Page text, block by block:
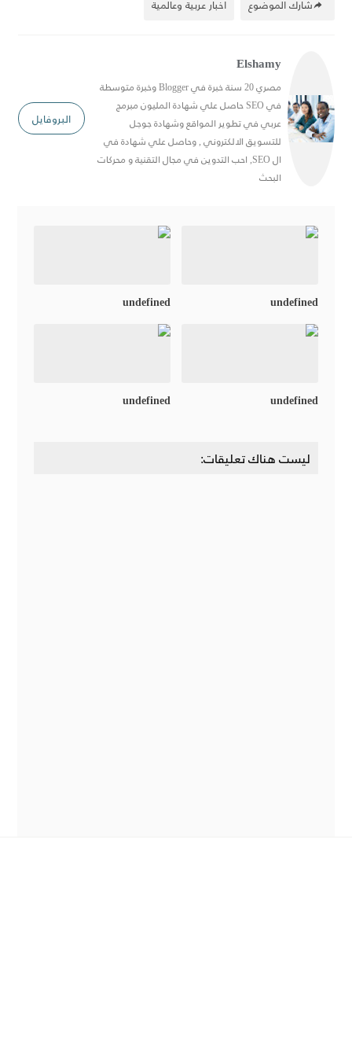
اخبار عربية وعالمية شارك الموضوع
Elshamy
مصري 20 سنة خبرة في Blogger وخبرة متوسطة
في SEO حاصل علي شهادة المليون مبرمج
عربي في تطوير المواقع وشهادة جوجل
للتسويق الالكتروني , وحاصل علي شهادة في
ال SEO, احب التدوين في مجال التقنية و محركات
البحث
البروفايل
undefined undefined
undefined undefined
ليست هناك تعليقات: